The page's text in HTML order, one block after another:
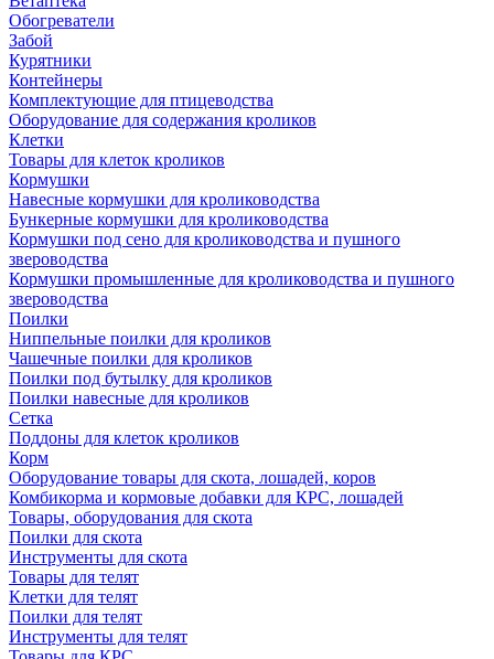
Обогреватели
Забой
Курятники
Контейнеры
Комплектующие для птицеводства
Оборудование для содержания кроликов
Клетки
Товары для клеток кроликов
Кормушки
Навесные кормушки для кролиководства
Бункерные кормушки для кролиководства
Кормушки под сено для кролиководства и пушного
звероводства
Кормушки промышленные для кролиководства и пушного
звероводства
Поилки
Ниппельные поилки для кроликов
Чашечные поилки для кроликов
Поилки под бутылку для кроликов
Поилки навесные для кроликов
Сетка
Поддоны для клеток кроликов
Корм
Оборудование товары для скота, лошадей, коров
Комбикорма и кормовые добавки для КРС, лошадей
Товары, оборудования для скота
Поилки для скота
Инструменты для скота
Товары для телят
Клетки для телят
Поилки для телят
Инструменты для телят